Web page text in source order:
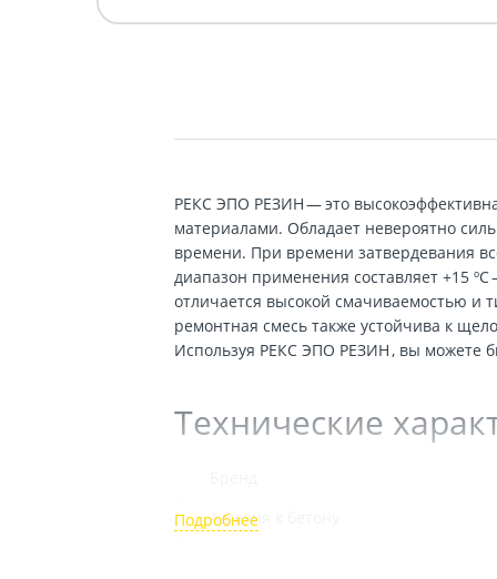
РЕКС ЭПО РЕЗИН — это
материалами. Обладает невероятно
времени. При времени затвердевания
диапазон применения составляет +15 ºС
отличается высокой смачиваемостью и
ремонтная смесь также устойчива к
Используя РЕКС ЭПО РЕЗИН , вы можете
Технические
Адгезия к бетону